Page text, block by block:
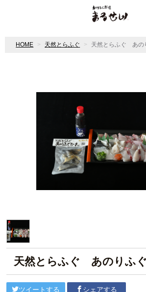
HOME 天然とらふぐ 天然とらふぐ あの
天然とらふぐ あのりふ
ツイートする シェアする